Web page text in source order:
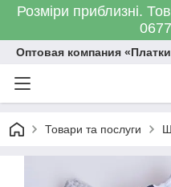
Розміри приблизні.
Оптовая компания
Товари та послуги